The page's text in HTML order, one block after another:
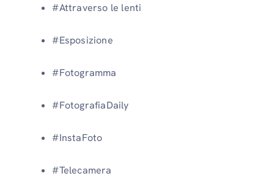
#Attraverso le lenti
#Esposizione
#Fotogramma
#FotografiaDaily
#InstaFoto
#Telecamera